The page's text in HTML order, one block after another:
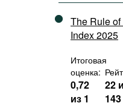
The Rule
Index 2025
Итоговая
оценка:
0,72
из 1
22
143